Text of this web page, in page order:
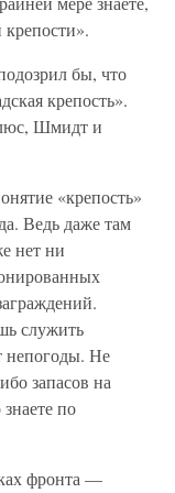
бы, что
крепость».
Шмидт и
«крепость»
Ведь даже там
нет ни
служить
непогоды. Не
запасов на
по
фронта —